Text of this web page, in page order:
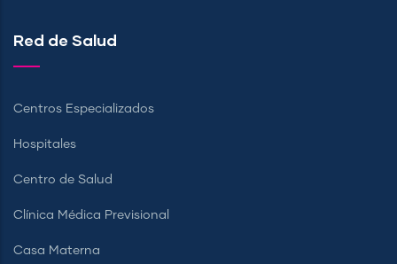
Red de Salud
Centros Especializados
Hospitales
Centro de Salud
Clínica Médica Previsional
Casa Materna